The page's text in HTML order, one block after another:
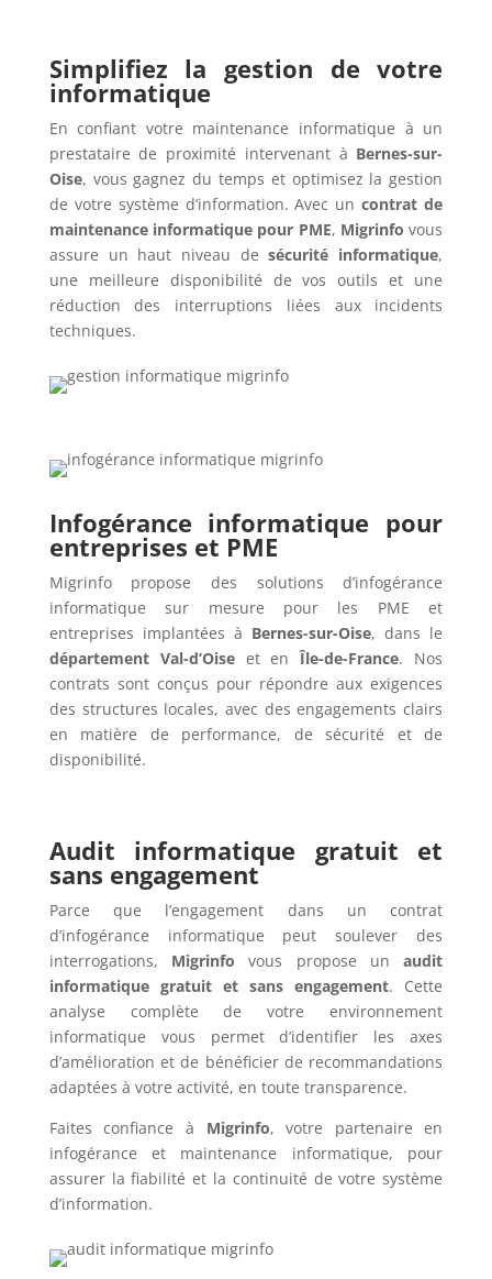
Simplifiez la gestion de votre
informatique
En confiant votre maintenance informatique à un
prestataire de proximité intervenant à Bernes-sur-
Oise, vous gagnez du temps et optimisez la gestion
de votre système d’information. Avec uncontrat de
maintenance informatique pour PME, Migrinfo vous
assure un haut niveau desécurité informatique,
une meilleure disponibilité de vos outils et une
réduction des interruptions liées aux incidents
techniques.
Infogérance informatique pour
entreprises et PME
Migrinfo propose des solutions d’infogérance
informatique sur mesure pour les PME et
entreprises implantées à Bernes-sur-Oise, dans le
département Val-d’Oiseet enÎle-de-France. Nos
contrats sont conçus pour répondre aux exigences
des structures locales, avec des engagements clairs
en matière de performance, de sécurité et de
disponibilité.
Audit informatique gratuit et
sans engagement
Parce que l’engagement dans un contrat
d’infogérance informatique peut soulever des
interrogations, Migrinfovous propose unaudit
informatique gratuit et sans engagement. Cette
analyse complète de votre environnement
informatique vous permet d’identifier les axes
d’amélioration et de bénéficier de recommandations
adaptées à votre activité, en toute transparence.
Faites confiance à Migrinfo, votre partenaire en
infogérance et maintenance informatique, pour
assurer la fiabilité et la continuité de votre système
d’information.